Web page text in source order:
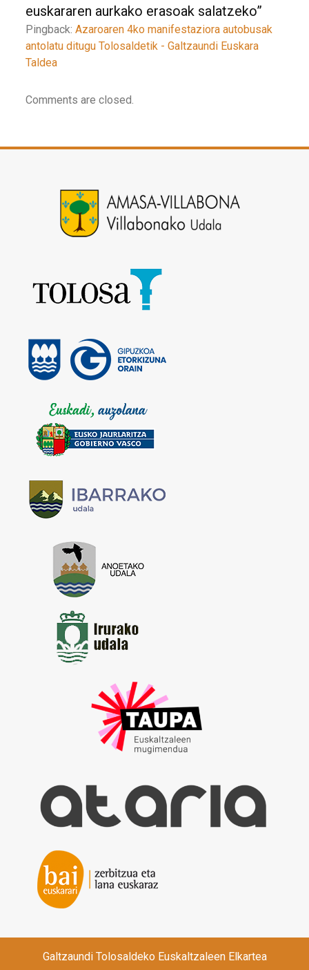
euskararen aurkako erasoak salatzeko”
Pingback:Azaroaren 4ko manifestaziora autobusak
antolatu ditugu Tolosaldetik - Galtzaundi Euskara
Taldea
Comments are closed.
Galtzaundi Tolosaldeko Euskaltzaleen Elkartea